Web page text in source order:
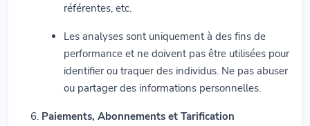
référentes, etc.
Les analyses sont uniquement à des fins de
performance et ne doivent pas être utilisées pour
identifier ou traquer des individus. Ne pas abuser
ou partager des informations personnelles.
Paiements, Abonnements et Tarification